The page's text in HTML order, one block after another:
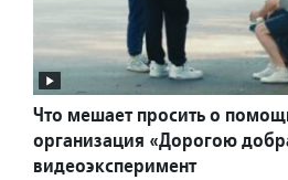
Что мешает просить о
организация «Дорогою
видеоэксперимент